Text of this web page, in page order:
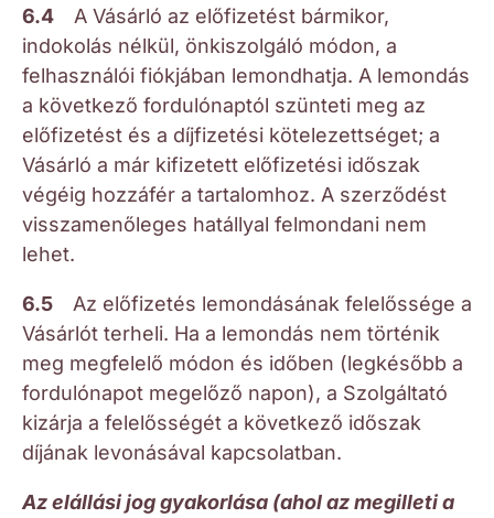
6.4 A Vásárló az előfizetést bármikor,
indokolás nélkül, önkiszolgáló módon, a
felhasználói fiókjában lemondhatja. A lemondás
a következő fordulónaptól szünteti meg az
előfizetést és a díjfizetési kötelezettséget; a
Vásárló a már kifizetett előfizetési időszak
végéig hozzáfér a tartalomhoz. A szerződést
visszamenőleges hatállyal felmondani nem
lehet.
6.5 Az előfizetés lemondásának felelőssége a
Vásárlót terheli. Ha a lemondás nem történik
meg megfelelő módon és időben (legkésőbb a
fordulónapot megelőző napon), a Szolgáltató
kizárja a felelősségét a következő időszak
díjának levonásával kapcsolatban.
Az elállási jog gyakorlása (ahol az megilleti a